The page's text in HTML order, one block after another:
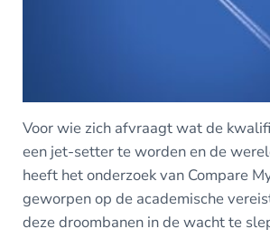
Voor wie zich afvraagt wat de
een jet-setter te worden en de
heeft het onderzoek van Compare
geworpen op de academische
deze droombanen in de wacht te